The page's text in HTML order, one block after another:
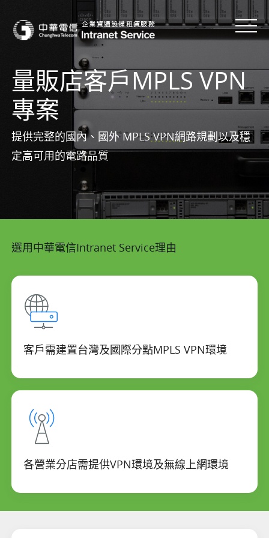
量販店客戶MPLS VPN
專案
提供完整的國內、國外 MPLS VPN網路規劃以及穩
定高可用的電路品質
選用中華電信Intranet Service理由
客戶需建置台灣及國際分點MPLS VPN環境
各營業分店需提供VPN環境及無線上網環境